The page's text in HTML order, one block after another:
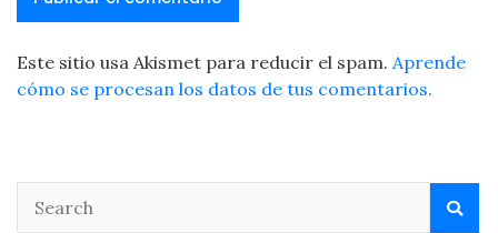
Este sitio usa Akismet para reducir el spam. Aprende
cómo se procesan los datos de tus comentarios.